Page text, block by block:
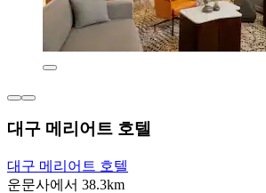
대구 메리어트 호텔
대구 메리어트 호텔
운문사에서 38.3km